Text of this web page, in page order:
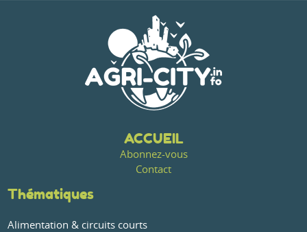
ACCUEIL
Abonnez-vous
Contact
Thématiques
Alimentation & circuits courts